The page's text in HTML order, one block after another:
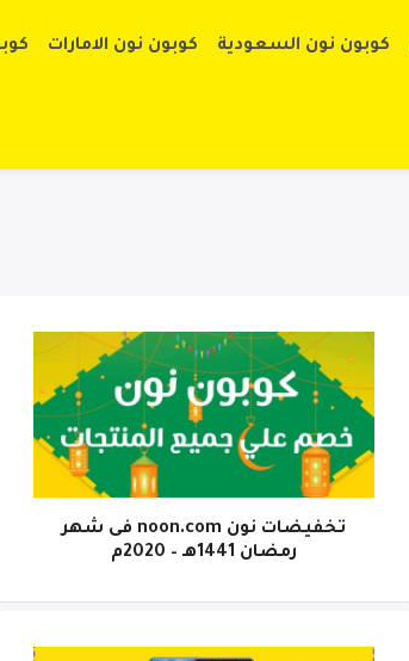
كوبون نون السعودية كوبون نون الامارات
تخفيضات نون noon.com فى شهر
رمضان 1441هـ – 2020م